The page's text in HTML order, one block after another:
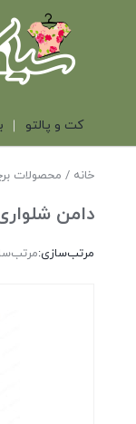
کت و پالتو
خانه / محصولات
دامن
مرتب‌سازی: